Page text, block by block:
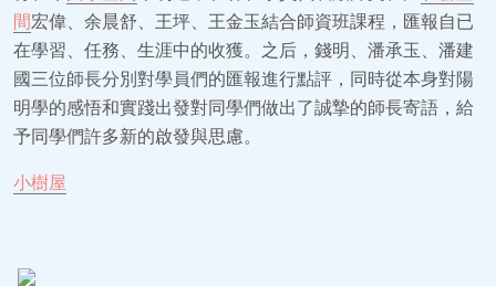
間宏偉、余晨舒、王坪、王金玉結合師資班課程，匯報自已
在學習、任務、生涯中的收獲。之后，錢明、潘承玉、潘建
國三位師長分別對學員們的匯報進行點評，同時從本身對陽
明學的感悟和實踐出發對同學們做出了誠摯的師長寄語，給
予同學們許多新的啟發與思慮。
小樹屋